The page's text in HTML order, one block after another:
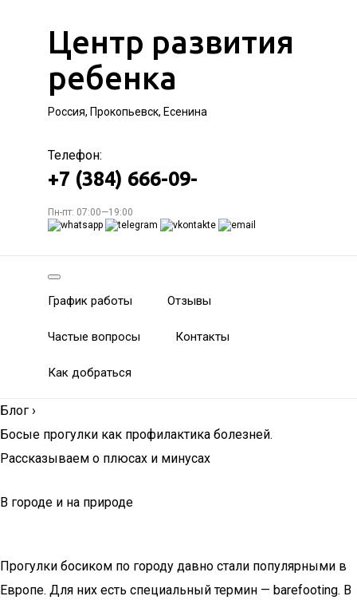
Центр развития
ребенка
Россия, Прокопьевск, Есенина
Телефон:
+7 (384) 666-09-
Пн-пт: 07:00—19:00
График работы Отзывы
Частые вопросы Контакты
Как добраться
Блог ›
Босые прогулки как профилактика болезней.
Рассказываем о плюсах и минусах
В городе и на природе
Прогулки босиком по городу давно стали популярными в
Европе. Для них есть специальный термин — barefooting. В